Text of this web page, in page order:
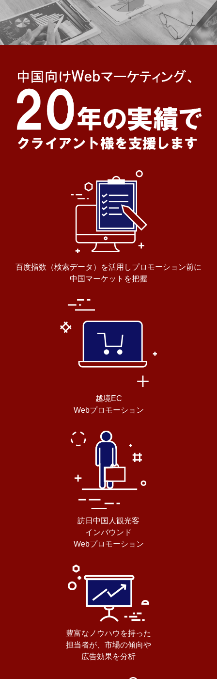
百度指数（検索データ）を活用しプロモーション前に
中国マーケットを把握
越境EC
Webプロモーション
訪日中国人観光客
インバウンド
Webプロモーション
豊富なノウハウを持った
担当者が、市場の傾向や
広告効果を分析